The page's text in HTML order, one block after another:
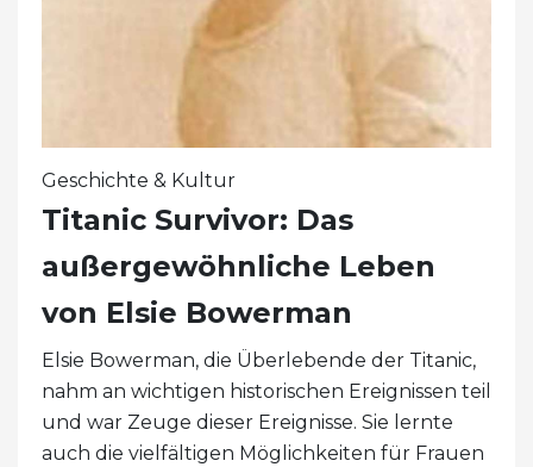
Geschichte & Kultur
Titanic Survivor: Das
außergewöhnliche Leben
von Elsie Bowerman
Elsie Bowerman, die Überlebende der Titanic,
nahm an wichtigen historischen Ereignissen teil
und war Zeuge dieser Ereignisse. Sie lernte
auch die vielfältigen Möglichkeiten für Frauen